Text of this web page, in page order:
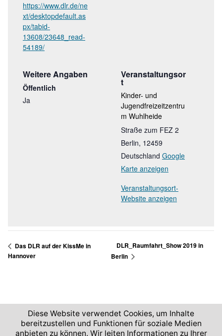
https://www.dlr.de/ne
xt/desktopdefault.as
px/tabid-
13608/23648_read-
54189/
Veranstaltungsor
T
Kinder- und
Jugendfreizeitzentru
m Wuhlheide
Straße zum FEZ 2
Berlin, 12459
Deutschland Google
Karte anzeigen
Veranstaltungsort-
Website anzeigen
Weitere Angaben
Öffentlich
Ja
Das DLR auf der KissMe in
Hannover
DLR_Raumfahrt_Show 2019 in
Berlin
2026 © Deutsches Zentrum für Luft- und Raumfahrt
Diese Website verwendet Cookies, um Inhalte
bereitzustellen und Funktionen für soziale Medien
anbieten zu können. Wir leiten Informationen zu Ihrer